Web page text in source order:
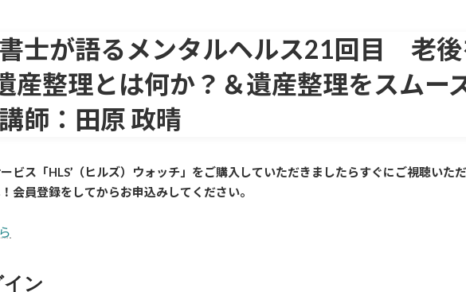
書士が語るメンタルヘルス21回目 老
産整理とは何か？＆遺産整理をスムー
師：田原 政晴
ビス「HLS’（ヒルズ）ウォッチ」をご購入していただきましたらすぐに ご視聴いた
会員登録をしてからお申込みしてください。
ン